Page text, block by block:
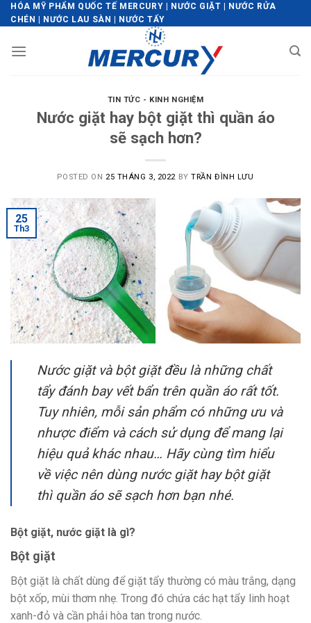
Skip
to
HÓA MỸ PHẨM QUỐC TẾ MERCURY | NƯỚC GIẶT | NƯỚC RỬA
CHÉN | NƯỚC LAU SÀN | NƯỚC TẨY
TIN TỨC - KINH NGHIỆM
Nước giặt hay bột giặt thì quần áo
sẽ sạch hơn?
POSTED ON 25 THÁNG 3, 2022 BYTRẦN ĐÌNH LƯU
25
Th3
Nước giặt và bột giặt đều là những chất
tẩy đánh bay vết bẩn trên quần áo rất tốt.
Tuy nhiên, mỗi sản phẩm có những ưu và
nhược điểm và cách sử dụng để mang lại
hiệu quả khác nhau… Hãy cùng tìm hiểu
về việc nên dùng nước giặt hay bột giặt
thì quần áo sẽ sạch hơn bạn nhé.
Bột giặt, nước giặt là gì?
Bột giặt
Bột giặt là chất dùng để giặt tẩy thường có màu trắng, dạng
bột xốp, mùi thơm nhẹ. Trong đó chứa các hạt tẩy linh hoạt
xanh-đỏ và cần phải hòa tan trong nước.